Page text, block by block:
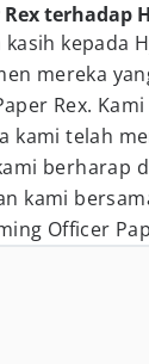
terhadap
kepada
mereka
Rex.
kami telah
berharap
kami
Officer